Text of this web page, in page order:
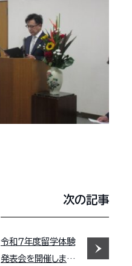
次の記事
令和７年度留学体験
発表会を開催しまし